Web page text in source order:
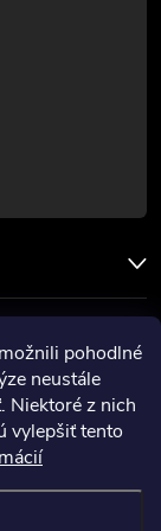
pohodlné
neustále
Niektoré z nich
vylepšiť tento